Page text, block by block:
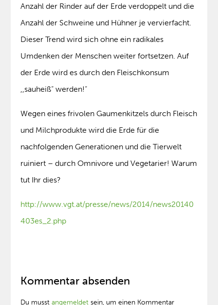
Anzahl der Rinder auf der Erde verdoppelt und die
Anzahl der Schweine und Hühner je vervierfacht.
Dieser Trend wird sich ohne ein radikales
Umdenken der Menschen weiter fortsetzen. Auf
der Erde wird es durch den Fleischkonsum
,,sauheiß“ werden!“
Wegen eines frivolen Gaumenkitzels durch Fleisch
und Milchprodukte wird die Erde für die
nachfolgenden Generationen und die Tierwelt
ruiniert – durch Omnivore und Vegetarier! Warum
tut Ihr dies?
http://www.vgt.at/presse/news/2014/news20140
403es_2.php
Kommentar absenden
Du musstangemeldet sein, um einen Kommentar